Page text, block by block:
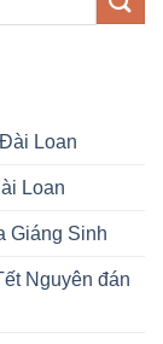
Loan
Loan
Giáng Sinh
Nguyên đán